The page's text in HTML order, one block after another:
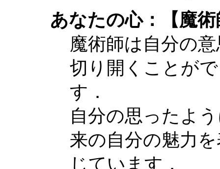
あなたの心：【魔
魔術師は自分の
切り開くことが
す．
自分の思ったよ
来の自分の魅力
じています．